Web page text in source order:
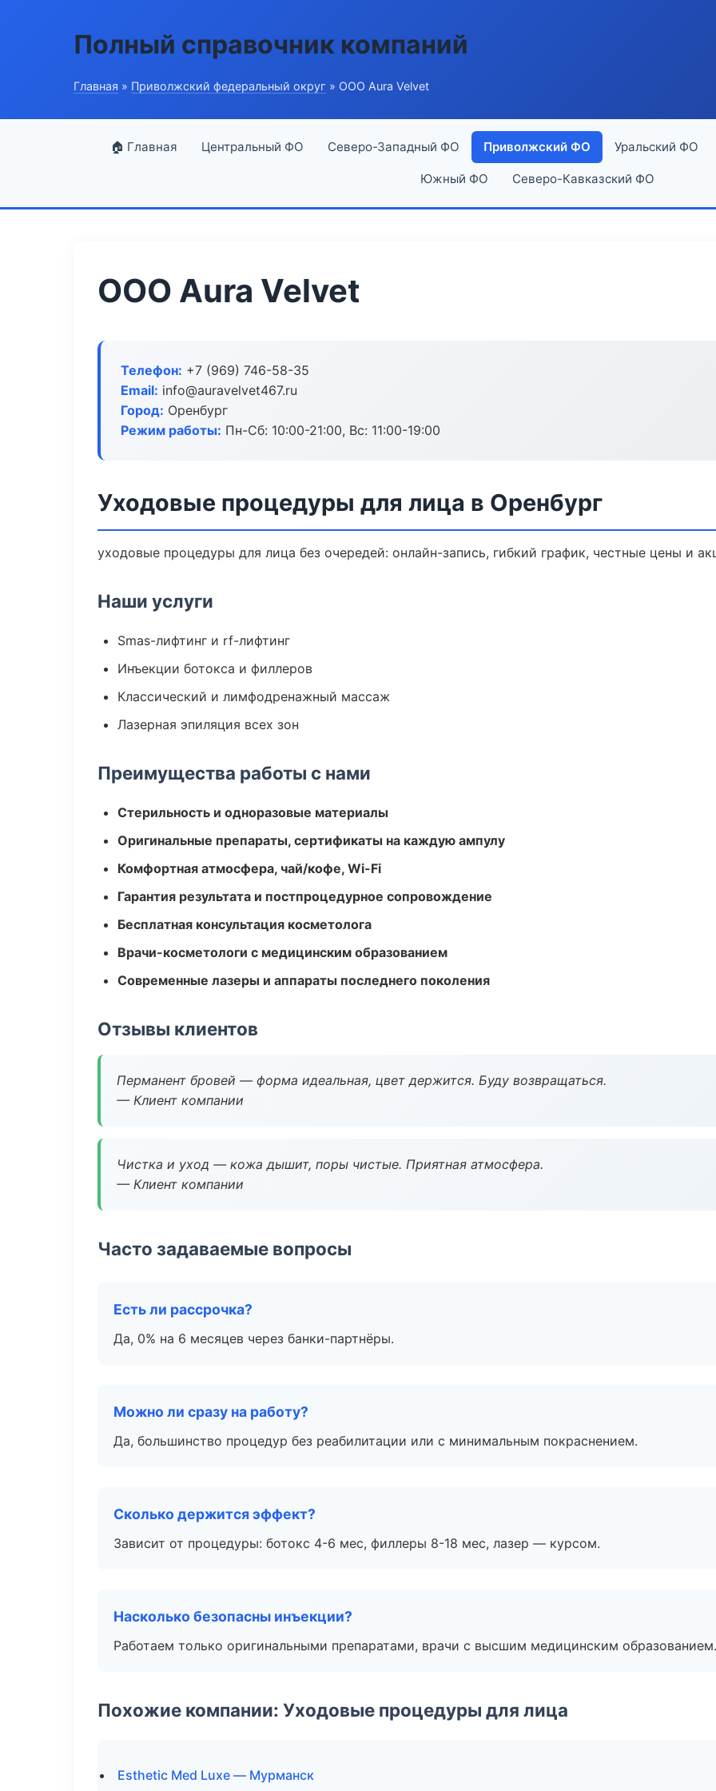
Полный справочник компаний
Главная » Приволжский федеральный округ » ООО Aura Velvet
🏠 Главная Центральный ФО Северо-Западный ФО Приволжский ФО Уральский ФО
Южный ФО Северо-Кавказский ФО
ООО Aura Velvet
Телефон: +7 (969) 746-58-35
Email: info@auravelvet467.ru
Город: Оренбург
Режим работы: Пн-Сб: 10:00-21:00, Вс: 11:00-19:00
Уходовые процедуры для лица в Оренбург
уходовые процедуры для лица без очередей: онлайн-запись, гибкий график, честные цены и
Наши услуги
Smas-лифтинг и rf-лифтинг
Инъекции ботокса и филлеров
Классический и лимфодренажный массаж
Лазерная эпиляция всех зон
Преимущества работы с нами
Стерильность и одноразовые материалы
Оригинальные препараты, сертификаты на каждую ампулу
Комфортная атмосфера, чай/кофе, Wi-Fi
Гарантия результата и постпроцедурное сопровождение
Бесплатная консультация косметолога
Врачи-косметологи с медицинским образованием
Современные лазеры и аппараты последнего поколения
Отзывы клиентов
Перманент бровей — форма идеальная, цвет держится. Буду возвращаться.
— Клиент компании
Чистка и уход — кожа дышит, поры чистые. Приятная атмосфера.
— Клиент компании
Часто задаваемые вопросы
Есть ли рассрочка?
Да, 0% на 6 месяцев через банки-партнёры.
Можно ли сразу на работу?
Да, большинство процедур без реабилитации или с минимальным покраснением.
Сколько держится эффект?
Зависит от процедуры: ботокс 4-6 мес, филлеры 8-18 мес, лазер — курсом.
Насколько безопасны инъекции?
Работаем только оригинальными препаратами, врачи с высшим медицинским образованием.
Похожие компании: Уходовые процедуры для лица
Esthetic Med Luxe — Мурманск